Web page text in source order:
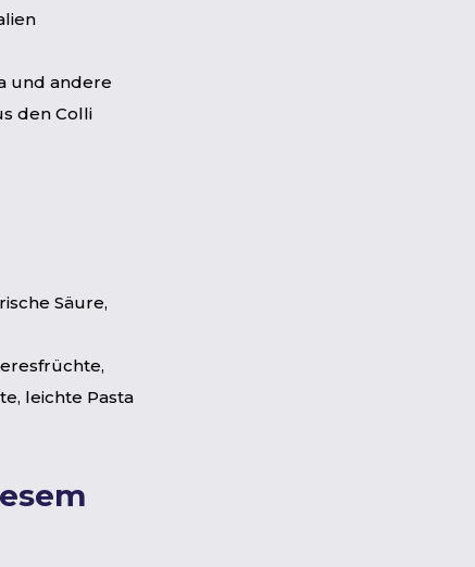
und andere
den Colli
Säure,
leichte Pasta